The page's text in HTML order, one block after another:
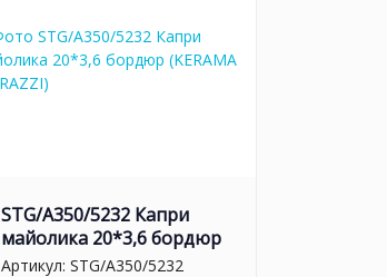
STG/A350/5232 Капри
майолика 20*3,6 бордюр
Артикул: STG/A350/5232